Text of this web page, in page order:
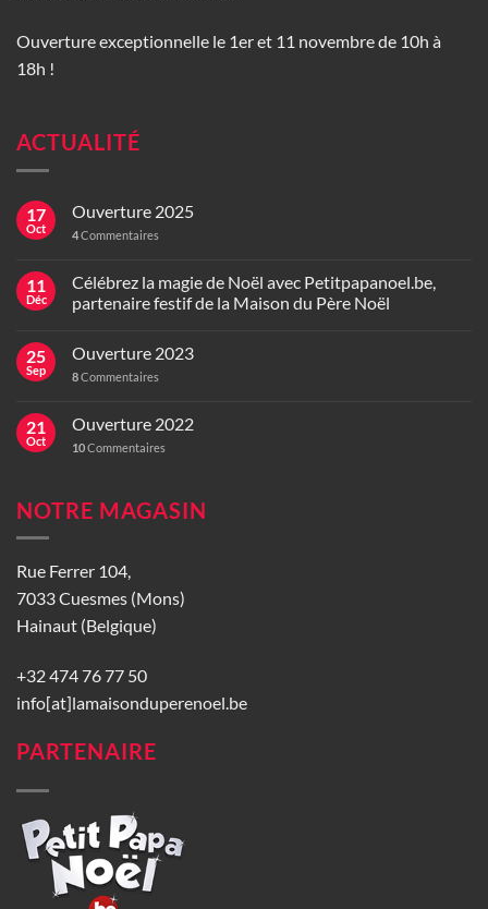
Ouverture exceptionnelle le 1er et 11 novembre de 10h à
18h !
ACTUALITÉ
17
Oct
Ouverture 2025
4Commentaires
11
Déc
Célébrez la magie de Noël avec Petitpapanoel.be,
partenaire festif de la Maison du Père Noël
25
Sep
Ouverture 2023
8Commentaires
21
Oct
Ouverture 2022
10Commentaires
NOTRE MAGASIN
Rue Ferrer 104,
7033 Cuesmes (Mons)
Hainaut (Belgique)
+32 474 76 77 50
info[at]lamaisonduperenoel.be
PARTENAIRE